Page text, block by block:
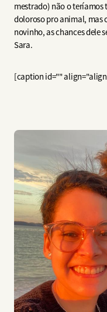
mestrado) não o teríamos
doloroso pro animal, mas
novinho, as chances dele
Sara.
[caption id=""